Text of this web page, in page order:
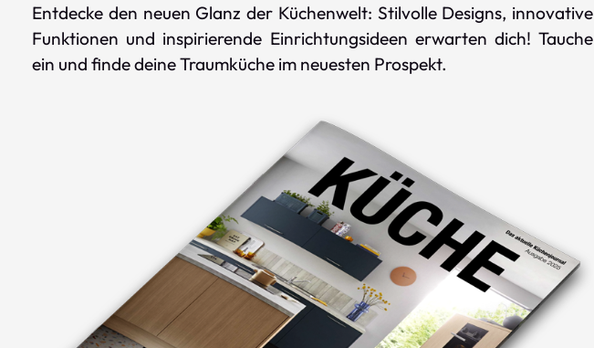
Entdecke den neuen Glanz der Küchenwelt: Stilvolle Designs, innovative
Funktionen und inspirierende Einrichtungsideen erwarten dich! Tauche
ein und finde deine Traumküche im neuesten Prospekt.